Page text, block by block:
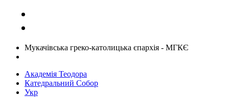
Мукачівська греко-католицька єпархія - МГКЄ
Академія Теодора
Катедральний Собор
Укр